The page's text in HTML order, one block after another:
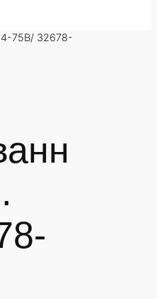
75В/ 32678-